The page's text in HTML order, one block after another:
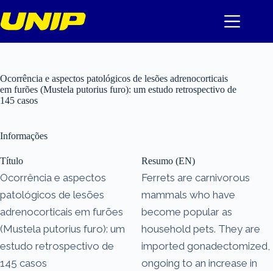
para
o
Ocorrência e aspectos patológicos de lesões adrenocorticais
em furões (Mustela putorius furo): um estudo retrospectivo de
145 casos
Informações
Título
Ocorrência e aspectos
patológicos de lesões
adrenocorticais em furões
(Mustela putorius furo): um
estudo retrospectivo de
145 casos
Resumo (EN)
Ferrets are carnivorous
mammals who have
become popular as
household pets. They are
imported gonadectomized,
ongoing to an increase in